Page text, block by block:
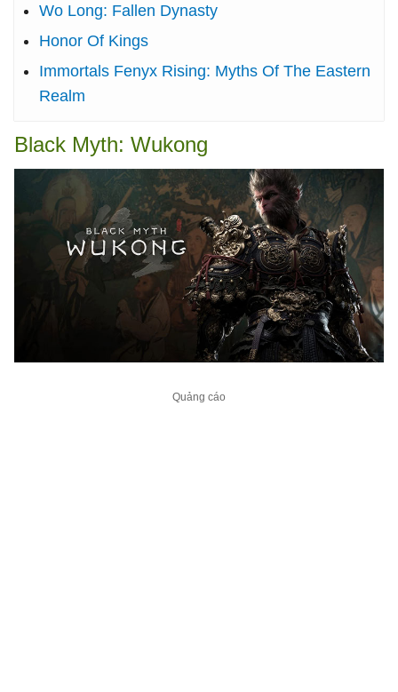
Wo Long: Fallen Dynasty
Honor Of Kings
Immortals Fenyx Rising: Myths Of The Eastern
Realm
Black Myth: Wukong